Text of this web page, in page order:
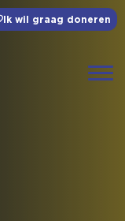
Ik wil graag doneren